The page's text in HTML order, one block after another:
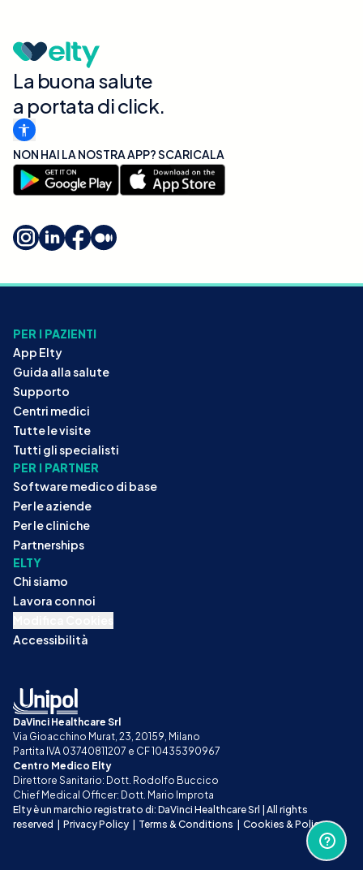
La buona salute
a portata di click.
NON HAI LA NOSTRA APP? SCARICALA
PER I PAZIENTI
App Elty
Guida alla salute
Supporto
Centri medici
Tutte le visite
Tutti gli specialisti
PER I PARTNER
Software medico di base
Per le aziende
Per le cliniche
Partnerships
ELTY
Chi siamo
Lavora con noi
Accessibilità
DaVinci Healthcare Srl
Via Gioacchino Murat, 23, 20159, Milano
Partita IVA 03740811207 e CF 10435390967
Centro Medico Elty
Direttore Sanitario: Dott. Rodolfo Buccico
Chief Medical Officer: Dott. Mario Improta
Elty è un marchio registrato di: DaVinci Healthcare Srl | All rights
reserved | Privacy Policy | Terms & Conditions | Cookies & Policy